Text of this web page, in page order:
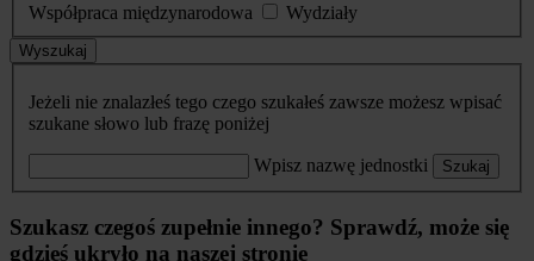
Współpraca międzynarodowa
Wydziały
Wyszukaj
Jeżeli nie znalazłeś tego czego szukałeś zawsze możesz wpisać
szukane słowo lub frazę poniżej
Wpisz nazwę jednostki Szukaj
Szukasz czegoś zupełnie innego? Sprawdź, może się
gdzieś ukryło na naszej stronie